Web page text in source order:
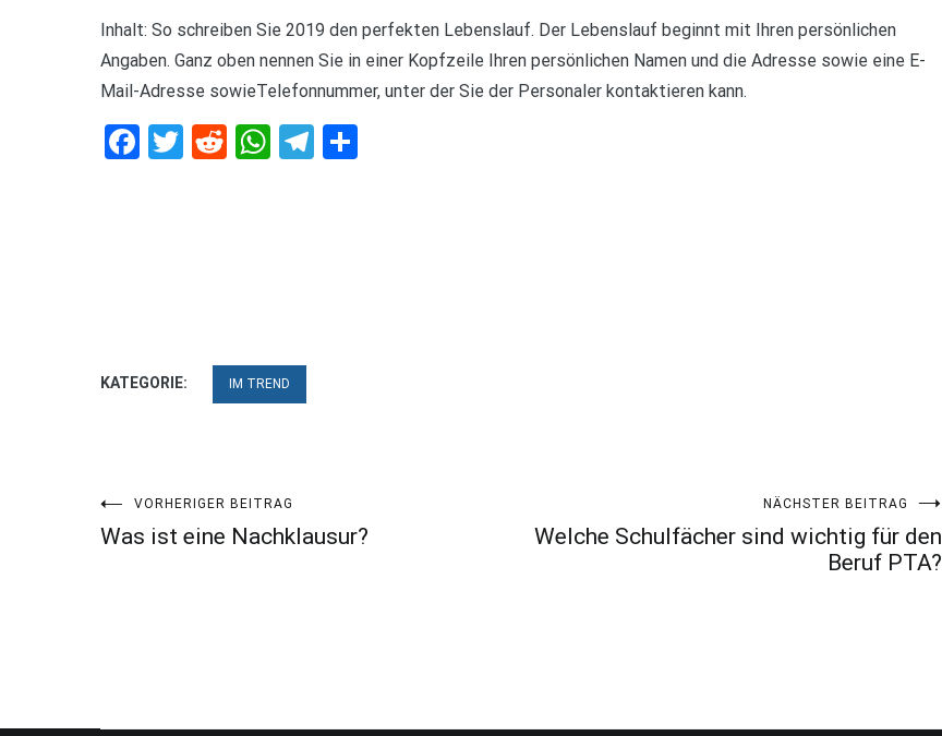
Inhalt: So schreiben Sie 2019 den perfekten Lebenslauf. Der Lebenslauf beginnt mit Ihren persönlichen
Angaben. Ganz oben nennen Sie in einer Kopfzeile Ihren persönlichen Namen und die Adresse sowie eine E-
Mail-Adresse sowieTelefonnummer, unter der Sie der Personaler kontaktieren kann.
Facebook
Twitter
RedditWhatsApp
Telegram
KATEGORIE: IM TREND
Beitragsnavigation
VORHERIGER BEITRAG
Was ist eine Nachklausur?
NÄCHSTER BEITRAG
Welche Schulfächer sind wichtig für den
Beruf PTA?